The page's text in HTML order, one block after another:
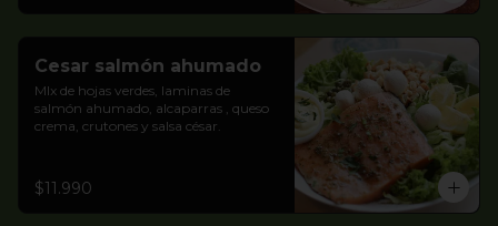
Cesar salmón ahumado
MIx de hojas verdes, laminas de
salmón ahumado, alcaparras , queso
crema, crutones y salsa césar.
$11.990